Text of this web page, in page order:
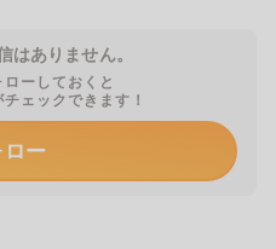
はありません。
ーしておくと
ェックできます！
ロー